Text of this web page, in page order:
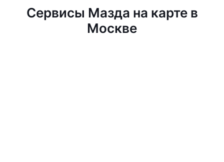
Сервисы Мазда на карте в
Москве